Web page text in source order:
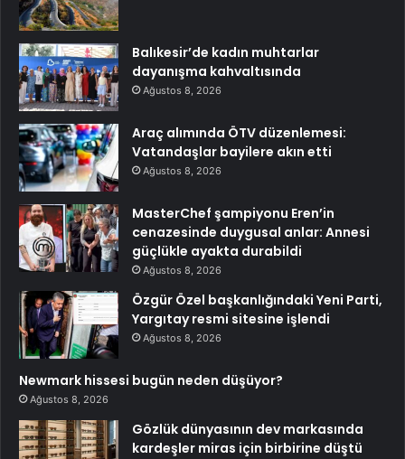
Balıkesir’de kadın muhtarlar
dayanışma kahvaltısında
Ağustos 8, 2026
Araç alımında ÖTV düzenlemesi:
Vatandaşlar bayilere akın etti
Ağustos 8, 2026
MasterChef şampiyonu Eren’in
cenazesinde duygusal anlar: Annesi
güçlükle ayakta durabildi
Ağustos 8, 2026
Özgür Özel başkanlığındaki Yeni Parti,
Yargıtay resmi sitesine işlendi
Ağustos 8, 2026
Newmark hissesi bugün neden düşüyor?
Ağustos 8, 2026
Gözlük dünyasının dev markasında
kardeşler miras için birbirine düştü